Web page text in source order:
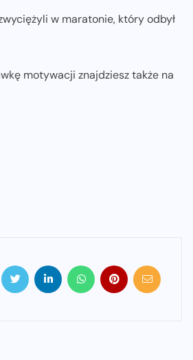
w maratonie, który odbył
motywacji znajdziesz także na